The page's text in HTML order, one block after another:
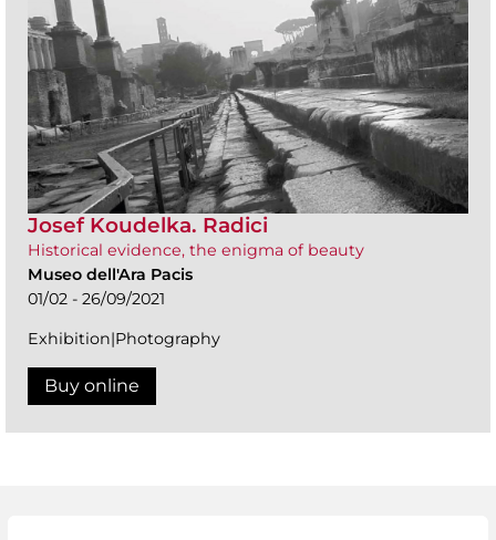
Josef Koudelka. Radici
Historical evidence, the enigma of beauty
Museo dell'Ara Pacis
01/02 - 26/09/2021
Exhibition|Photography
Buy online